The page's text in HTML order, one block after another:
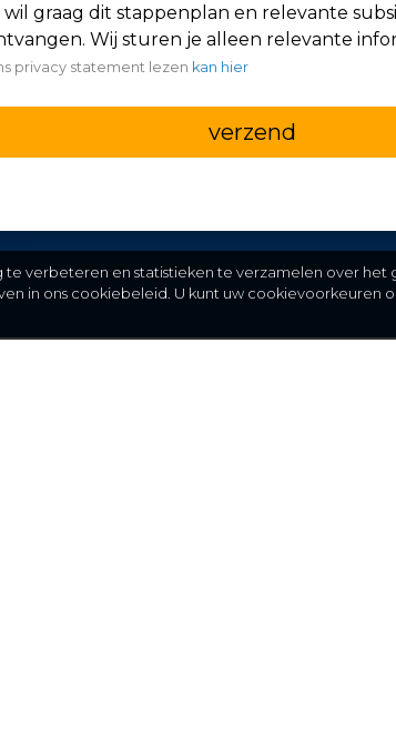
wil graag dit stappenplan en relevante
Wij sturen je alleen relevante
privacy statement lezen kan hier
verzend
verbeteren en statistieken te verzamelen over het
in ons cookiebeleid. U kunt uw